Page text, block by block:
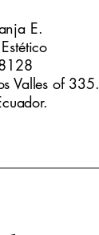
E.
Valles of 335.